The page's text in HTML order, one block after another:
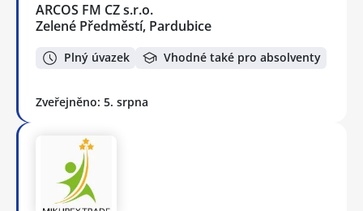
ARCOS FM CZ s.r.o.
Zelené Předměstí, Pardubice
Plný úvazek Vhodné také pro absolventy
Zveřejněno: 5. srpna